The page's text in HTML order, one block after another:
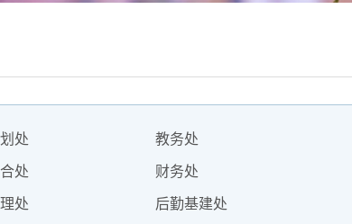
处 教务处
处 财务处
处 后勤基建处